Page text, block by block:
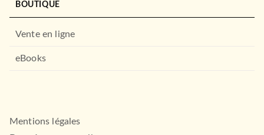
BOUTIQUE
Vente en ligne
eBooks
Mentions légales